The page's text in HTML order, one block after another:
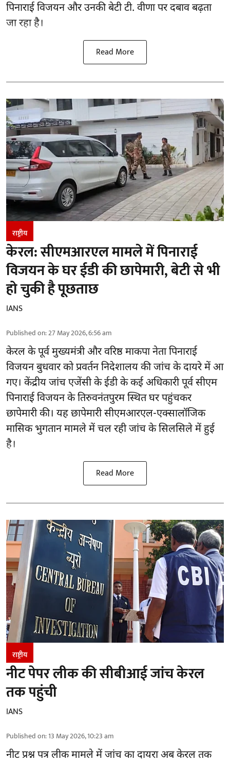
पिनाराई विजयन और उनकी बेटी टी. वीणा पर दबाव बढ़ता
जा रहा है।
Read More
राष्ट्रीय
केरल: सीएमआरएल मामले में पिनाराई
विजयन के घर ईडी की छापेमारी, बेटी से भी
हो चुकी है पूछताछ
IANS
Published on:27 May 2026, 6:56 am
केरल के पूर्व मुख्यमंत्री और वरिष्ठ माकपा नेता पिनाराई
विजयन बुधवार को प्रवर्तन निदेशालय की जांच के दायरे में आ
गए। केंद्रीय जांच एजेंसी के ईडी के कई अधिकारी पूर्व सीएम
पिनाराई विजयन के तिरुवनंतपुरम स्थित घर पहुंचकर
छापेमारी की। यह छापेमारी सीएमआरएल-एक्सालॉजिक
मासिक भुगतान मामले में चल रही जांच के सिलसिले में हुई
है।
Read More
राष्ट्रीय
नीट पेपर लीक की सीबीआई जांच केरल
तक पहुंची
IANS
Published on:13 May 2026, 10:23 am
नीट प्रश्न पत्र लीक मामले में जांच का दायरा अब केरल तक